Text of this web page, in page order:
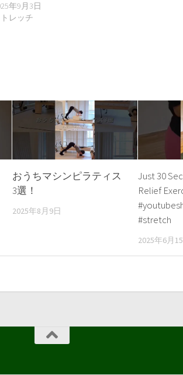
年9月3日
レッチ
おうちマシンピラティス
3選！
2025年8月9日
Just 30
Relief
#stretch
2025年6月